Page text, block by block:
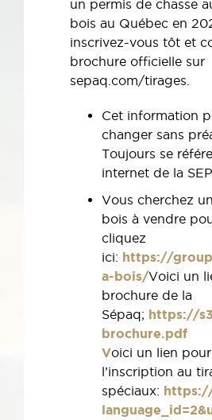
un permis de chasse
bois au Québec en
inscrivez-vous tôt et
brochure officielle sur
sepaq.com/tirages.
Cet information
changer sans
Toujours se
internet de la
Vous cherchez
bois à vendre
cliquez
ici: https://
a-bois/Voici un
brochure de la
Sépaq; https://
brochure.pdf
Voici un lien pour
l’inscription au
spéciaux: